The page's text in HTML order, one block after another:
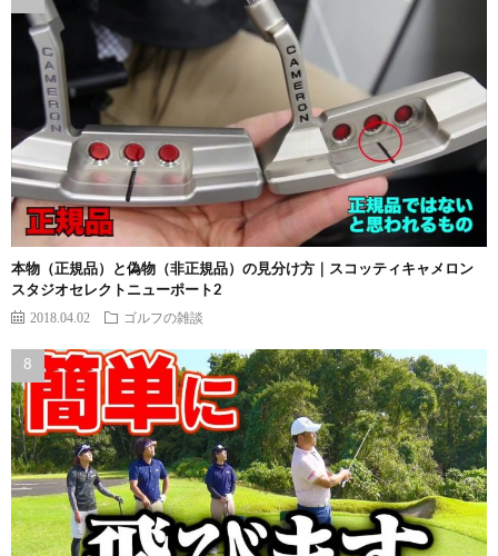
本物（正規品）と偽物（非正規品）の見分け方｜スコッティキャメロン
スタジオセレクトニューポート2
2018.04.02 ゴルフの雑談